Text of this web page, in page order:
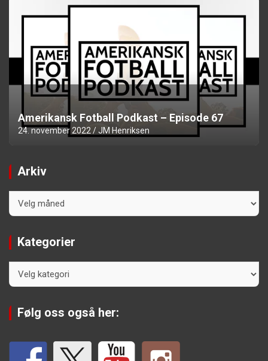
Amerikansk Fotball Podkast – Episode 67
24. november 2022 JM Henriksen
Arkiv
Kategorier
Følg oss også her: